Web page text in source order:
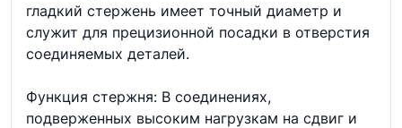
гладкий стержень имеет точный диаметр и
служит для прецизионной посадки в отверстия
соединяемых деталей.
Функция стержня: В соединениях,
подверженных высоким нагрузкам на сдвиг и